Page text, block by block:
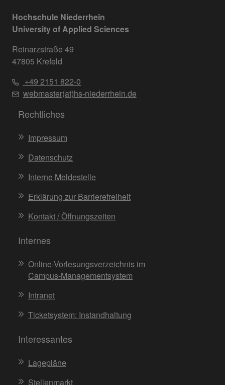
Hochschule Niederrhein
University of Applied Sciences
Reinarzstraße 49
47805 Krefeld
+49 2151 822-0
webmaster(at)hs-niederrhein.de
Rechtliches
Impressum
Datenschutz
Interne Meldestelle
Erklärung zur Barrierefreiheit
Kontakt / Öffnungszeiten
Internes
Online-Vorlesungsverzeichnis im
Campus-Managementsystem
Intranet
Ticketsystem: Instandhaltung
Interessantes
Lagepläne
Stellenmarkt